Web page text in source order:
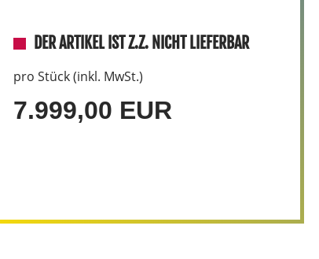
DER ARTIKEL IST Z.Z. NICHT LIEFERBAR
pro Stück (inkl. MwSt.)
7.999,00 EUR